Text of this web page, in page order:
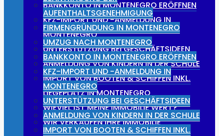
BANKKONTO IN MONTENEGRO ERÖFFNEN
KFZ-IMPORT UND -ANMELDUNG IN
MONTENEGRO
UNTERSTÜTZUNG BEI GESCHÄFTSIDEEN
ANMELDUNG VON KINDERN IN DER SCHULE
IMPORT VON BOOTEN & SCHIFFEN INKL.
LIEGEPLATZ IN MONTENEGRO
WIEVIEL IST MEINE IMMOBILIE WERT?
WIR VERKAUFEN IHRE IMMOBILIE
AUFENTHALTSGENEHMIGUNG
FIRMENGRÜNDUNG IN MONTENEGRO
UMZUG NACH MONTENEGRO
BANKKONTO IN MONTENEGRO ERÖFFNEN
KFZ-IMPORT UND -ANMELDUNG IN
MONTENEGRO
UNTERSTÜTZUNG BEI GESCHÄFTSIDEEN
ANMELDUNG VON KINDERN IN DER SCHULE
IMPORT VON BOOTEN & SCHIFFEN INKL.